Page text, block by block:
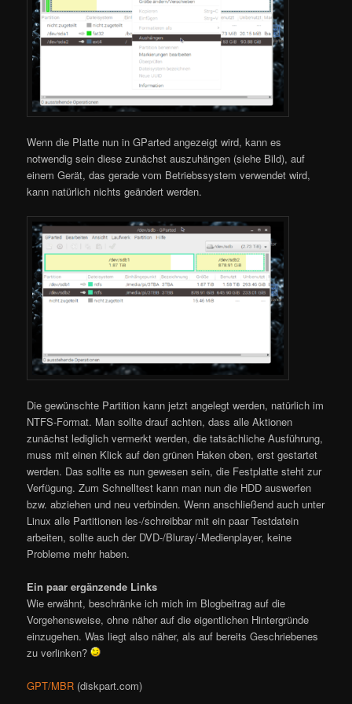
Wenn die Platte nun in GParted angezeigt wird, kann es
notwendig sein diese zunächst auszuhängen (siehe Bild), auf
einem Gerät, das gerade vom Betriebssystem verwendet wird,
kann natürlich nichts geändert werden.
Die gewünschte Partition kann jetzt angelegt werden, natürlich im
NTFS-Format. Man sollte drauf achten, dass alle Aktionen
zunächst lediglich vermerkt werden, die tatsächliche Ausführung,
muss mit einen Klick auf den grünen Haken oben, erst gestartet
werden. Das sollte es nun gewesen sein, die Festplatte steht zur
Verfügung. Zum Schnelltest kann man nun die HDD auswerfen
bzw. abziehen und neu verbinden. Wenn anschließend auch unter
Linux alle Partitionen les-/schreibbar mit ein paar Testdatein
arbeiten, sollte auch der DVD-/Bluray/-Medienplayer, keine
Probleme mehr haben.
Ein paar ergänzende Links
Wie erwähnt, beschränke ich mich im Blogbeitrag auf die
Vorgehensweise, ohne näher auf die eigentlichen Hintergründe
einzugehen. Was liegt also näher, als auf bereits Geschriebenes
zu verlinken?
GPT/MBR (diskpart.com)